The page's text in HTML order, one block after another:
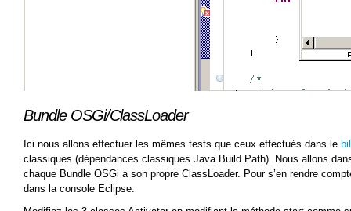
Bundle OSGi/ClassLoader
Ici nous allons effectuer les mêmes tests que ceux effectués dans le
classiques (dépendances classiques Java Build Path). Nous allons
chaque Bundle OSGi a son propre ClassLoader. Pour s’en rendre
dans la console Eclipse.